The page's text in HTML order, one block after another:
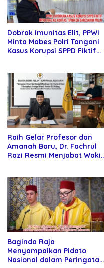
Dobrak Imunitas Elit, PPWI
Minta Mabes Polri Tangani
Kasus Korupsi SPPD Fiktif
Raih Gelar Profesor dan
Amanah Baru, Dr. Fachrul
Razi Resmi Menjabat Wakil
Baginda Raja
Menyampaikan Pidato
Nasional dalam Peringatan